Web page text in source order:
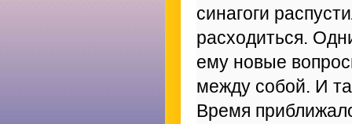
синагоги
расходиться.
ему новые
между собой. И
Время